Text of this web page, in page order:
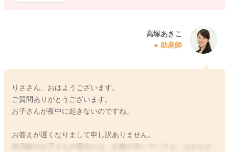
高塚あきこ
助産師
りささん、おはようございます。
ご質問ありがとうございます。
お子さんが夜中に起きないのですね。
お答えが遅くなりまして申し訳ありません。
低月齢のお子さんの場合には、お腹が空いていても、なかなか